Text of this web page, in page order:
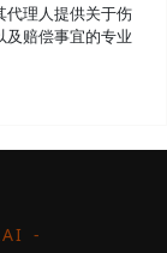
代理人提供关于伤
及赔偿事宜的专业